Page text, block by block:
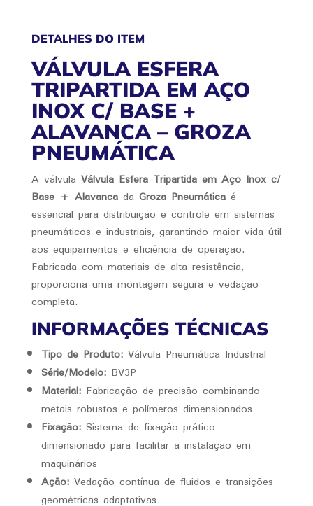
DETALHES DO ITEM
VÁLVULA ESFERA
TRIPARTIDA EM AÇO
INOX C/ BASE +
ALAVANCA – GROZA
PNEUMÁTICA
A válvula Válvula Esfera Tripartida em Aço Inox c/
Base + Alavancada Groza Pneumáticaé
essencial para distribuição e controle em sistemas
pneumáticos e industriais, garantindo maior vida útil
aos equipamentos e eficiência de operação.
Fabricada com materiais de alta resistência,
proporciona uma montagem segura e vedação
completa.
INFORMAÇÕES TÉCNICAS
Tipo de Produto:Válvula Pneumática Industrial
Série/Modelo:BV3P
Material:Fabricação de precisão combinando
metais robustos e polímeros dimensionados
Fixação:Sistema de fixação prático
dimensionado para facilitar a instalação em
maquinários
Ação:Vedação contínua de fluidos e transições
geométricas adaptativas